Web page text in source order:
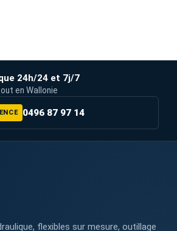
24h/24 et 7j/7
en Wallonie
0496 87 97 14
flexibles sur mesure, outillage